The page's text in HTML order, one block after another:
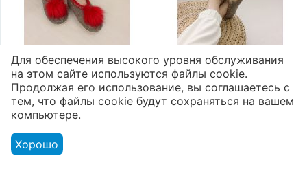
Валяные тапочки
высокие микропора
"Помпон"
2 800₽
Валяные тапочки
высокие микропора
"Помпон"
Для обеспечения высокого уровня обслуживания
на этом сайте используются файлы cookie.
Продолжая его использование, вы соглашаетесь с
тем, что файлы cookie будут сохраняться на вашем
компьютере.
Хорошо